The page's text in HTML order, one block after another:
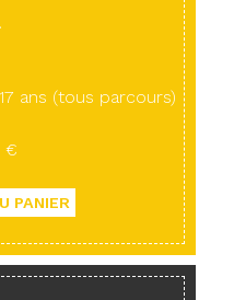
ans (tous parcours)
€